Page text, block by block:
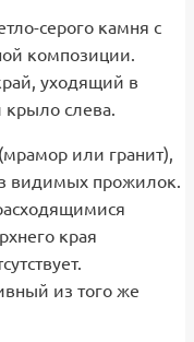
серого камня с
композиции.
уходящий в
крыло слева.
или гранит),
видимых прожилок.
края
из того же